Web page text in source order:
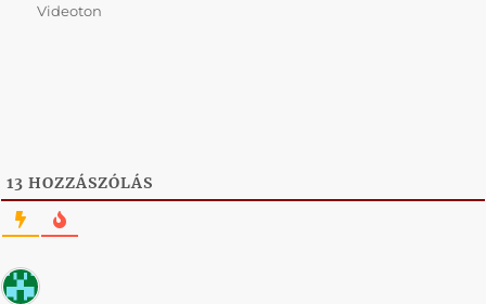
Videoton
13 HOZZÁSZÓLÁS